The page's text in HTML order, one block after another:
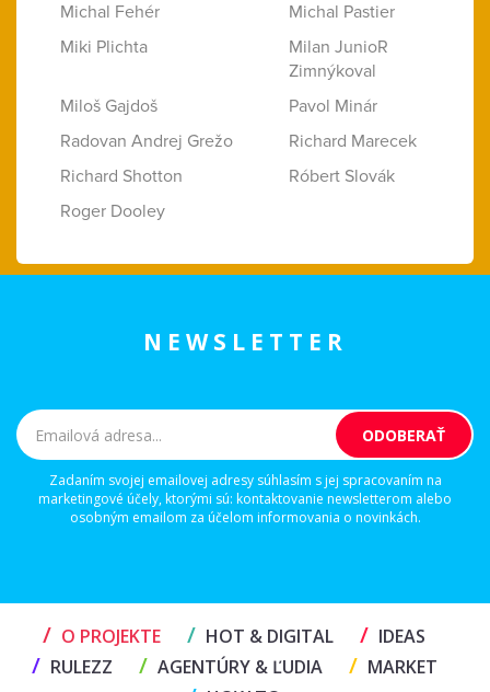
Michal Fehér
Michal Pastier
Miki Plichta
Milan JunioR
Zimnýkoval
Miloš Gajdoš
Pavol Minár
Radovan Andrej Grežo
Richard Marecek
Richard Shotton
Róbert Slovák
Roger Dooley
NEWSLETTER
Zadaním svojej emailovej adresy súhlasím s jej spracovaním na
marketingové účely, ktorými sú: kontaktovanie newsletterom alebo
osobným emailom za účelom informovania o novinkách.
/ O PROJEKTE / HOT & DIGITAL / IDEAS
/ RULEZZ / AGENTÚRY & ĽUDIA / MARKET